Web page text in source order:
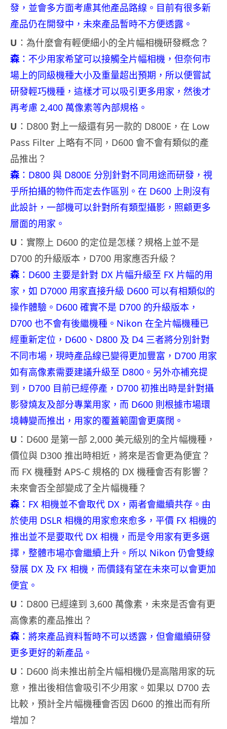
發，並會多方面考慮其他產品路線。目前有很多新
產品仍在開發中，未來產品暫時不方便透露。
U ：為什麼會有輕便細小的全片幅相機研發概念？
森：不少用家希望可以接觸全片幅相機，但奈何市
場上的同級機種大小及重量超出預期，所以便嘗試
研發輕巧機種，這樣才可以吸引更多用家，然後才
再考慮 2,400 萬像素等內部規格。
U ：D800 對上一級還有另一款的 D800E，在 Low
Pass Filter 上略有不同，D600 會不會有類似的產
品推出？
森：D800 與 D800E 分別針對不同用途而研發，視
乎所拍攝的物件而定去作區別。在 D600 上則沒有
此設計，一部機可以針對所有類型攝影，照顧更多
層面的用家。
U ：實際上 D600 的定位是怎樣？規格上並不是
D700 的升級版本，D700 用家應否升級？
森：D600 主要是針對 DX 片幅升級至 FX 片幅的用
家，如 D7000 用家直接升級 D600 可以有相類似的
操作體驗。D600 確實不是 D700 的升級版本，
D700 也不會有後繼機種。Nikon 在全片幅機種已
經重新定位，D600、D800 及 D4 三者將分別針對
不同市場，現時產品線已變得更加豐富，D700 用家
如有高像素需要建議升級至 D800。另外亦補充提
到，D700 目前已經停產，D700 初推出時是針對攝
影發燒友及部分專業用家，而 D600 則根據市場環
境轉變而推出，用家的覆蓋範圍會更廣闊。
U ：D600 是第一部 2,000 美元級別的全片幅機種，
價位與 D300 推出時相近，將來是否會更為便宜？
而 FX 機種對 APS-C 規格的 DX 機種會否有影響？
未來會否全部變成了全片幅機種？
森：FX 相機並不會取代 DX，兩者會繼續共存。由
於使用 DSLR 相機的用家愈來愈多，平價 FX 相機的
推出並不是要取代 DX 相機，而是令用家有更多選
擇，整體市場亦會繼續上升。所以 Nikon 仍會雙線
發展 DX 及 FX 相機，而價錢有望在未來可以會更加
便宜。
U ：D800 已經達到 3,600 萬像素，未來是否會有更
高像素的產品推出？
森：將來產品資料暫時不可以透露，但會繼續研發
更多更好的新產品。
U ：D600 尚未推出前全片幅相機仍是高階用家的玩
意，推出後相信會吸引不少用家。如果以 D700 去
比較，預計全片幅機種會否因 D600 的推出而有所
增加？